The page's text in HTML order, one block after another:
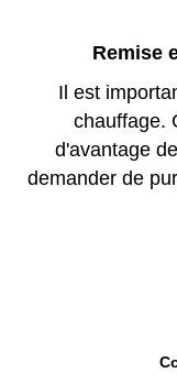
Remise
Il est
chauffage.
d'avantage
demander de